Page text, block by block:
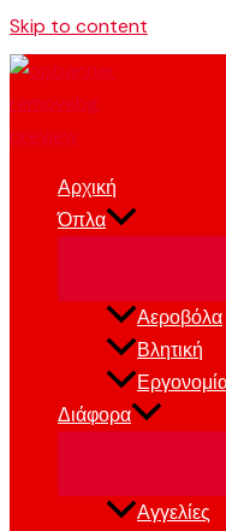
Skip to content
Αρχική
Όπλα
Αεροβόλα
Βλητική
Διάφορα
Αγγελίες